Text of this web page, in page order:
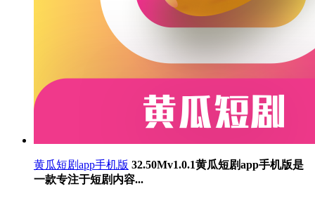
黄瓜短剧app手机版 32.50Mv1.0.1黄瓜短剧app手机版是
一款专注于短剧内容...